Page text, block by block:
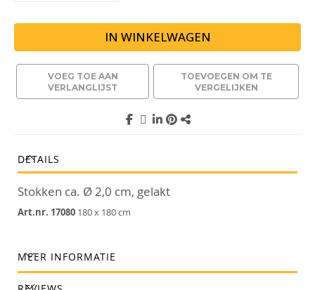
IN WINKELWAGEN
VOEG TOE AAN
VERLANGLIJST
TOEVOEGEN OM TE
VERGELIJKEN
DETAILS
Stokken ca. Ø 2,0 cm, gelakt
Art.nr. 17080 180 x 180 cm
MEER INFORMATIE